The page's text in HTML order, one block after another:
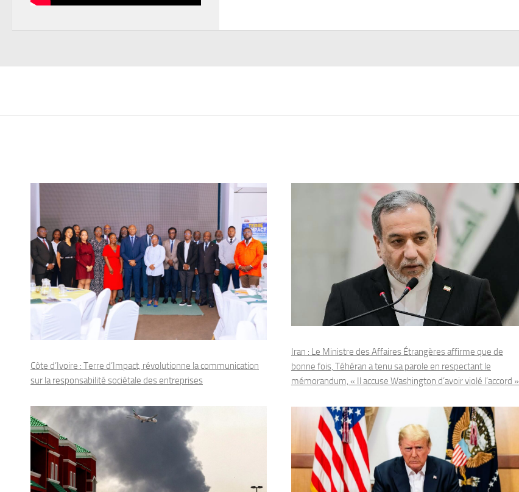
Côte d’Ivoire : Terre d’Impact, révolutionne la communication
sur la responsabilité sociétale des entreprises
Iran : Le Ministre des Affaires Étrangères affirme que de
bonne fois, Téhéran a tenu sa parole en respectant le
mémorandum, « Il accuse Washington d’avoir violé l’accord »